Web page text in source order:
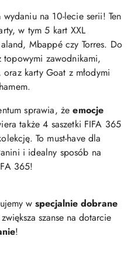
na 10-lecie serii! Ten
w tym 5 kart XXL
Mbappé czy Torres. Do
zawodnikami,
karty Goat z młodymi
sprawia, żeemocje
także 4 saszetki FIFA 365
To must-have dla
i idealny sposób na
365!
w specjalnie dobrane
szanse na dotarcie
!